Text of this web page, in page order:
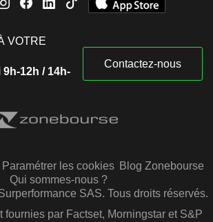
VOTRE
12h / 14h-
Contactez-nous
Paramétrer les cookies Blog Zonebourse
Qui sommes-nous ?
SAS. Tous droits réservés.
fournies par Factset, Morningstar et S&P